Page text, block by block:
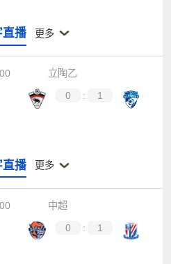
直播 更多
立陶乙
0 :
1
直播 更多
中超
0 :
1